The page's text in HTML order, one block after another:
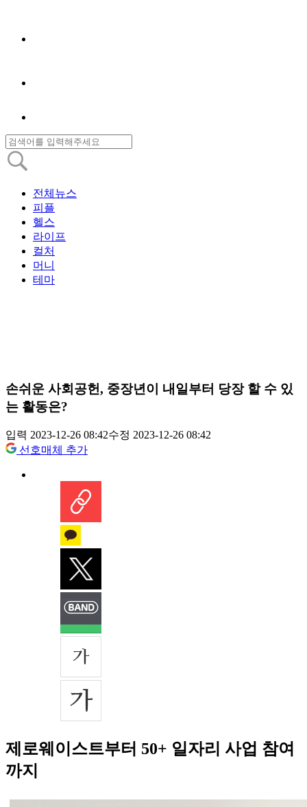
전체뉴스
피플
헬스
라이프
컬처
머니
테마
손쉬운 사회공헌, 중장년이 내일부터 당장 할 수 있
는 활동은?
입력 2023-12-26 08:42수정 2023-12-26 08:42
선호매체 추가
제로웨이스트부터 50+ 일자리 사업 참여
까지